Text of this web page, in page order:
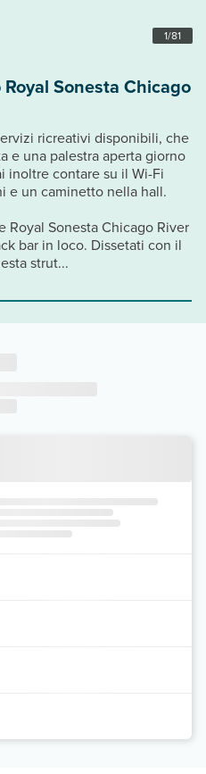
1/81
Sonesta Chicago
ricreativi disponibili, che
e una palestra aperta giorno
inoltre contare su il Wi-Fi
e un caminetto nella hall.
Royal Sonesta Chicago River
bar in loco. Dissetati con il
strut...